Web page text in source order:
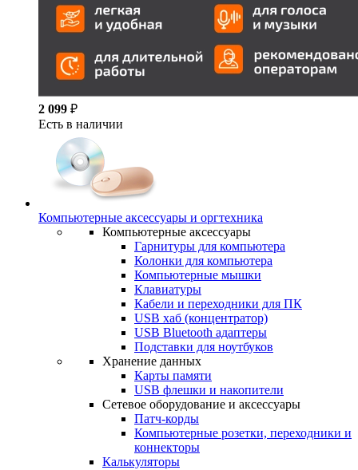
2 099 ₽
Есть в наличии
Компьютерные аксессуары и оргтехника
Компьютерные аксессуары
Гарнитуры для компьютера
Колонки для компьютера
Компьютерные мышки
Клавиатуры
Кабели и переходники для ПК
USB хаб (концентратор)
USB Bluetooth адаптеры
Подставки для ноутбуков
Хранение данных
Карты памяти
USB флешки и накопители
Сетевое оборудование и аксессуары
Патч-корды
Компьютерные розетки, переходники и
коннекторы
Калькуляторы